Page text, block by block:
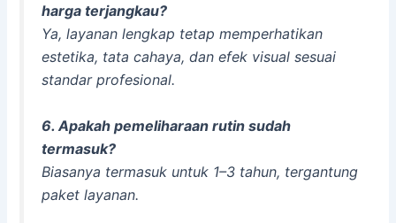
harga terjangkau?
Ya, layanan lengkap tetap memperhatikan
estetika, tata cahaya, dan efek visual sesuai
standar profesional.
6. Apakah pemeliharaan rutin sudah
termasuk?
Biasanya termasuk untuk 1–3 tahun, tergantung
paket layanan.